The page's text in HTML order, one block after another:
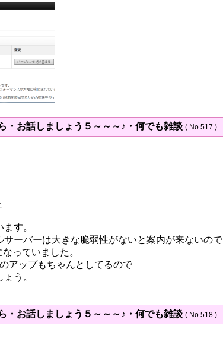
・お話しましょう５～～～♪・何でも雑談 ( No.517 )
す。
サーバーは大きな脆弱性がないと案内が来ないので
っていました。
アップもちゃんとしてるので
う。
・お話しましょう５～～～♪・何でも雑談 ( No.518 )